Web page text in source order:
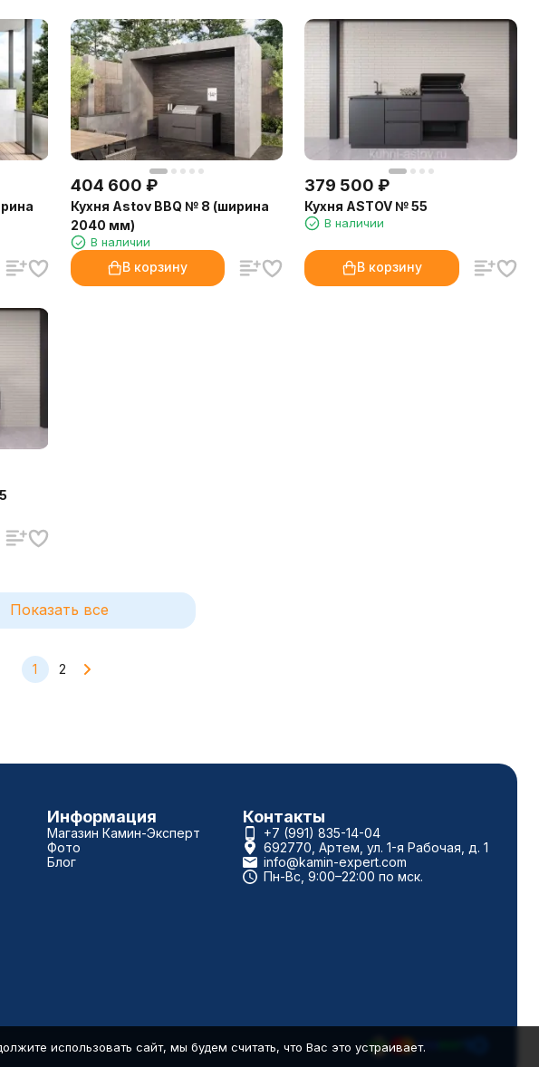
404 600 ₽
Кухня Astov BBQ № 8 (ширина
2040 мм)
В наличии
В корзину
379 500 ₽
Кухня ASTOV № 55
В наличии
В корзину
Показать все
1 2
Информация
Магазин Камин-Эксперт
Фото
Блог
Контакты
+7 (991) 835-14-04
692770, Артем, ул. 1-я Рабочая, д. 1
info@kamin-expert.com
Пн-Вс, 9:00–22:00 по мск.
использовать сайт, мы будем считать, что Вас это устраивает.